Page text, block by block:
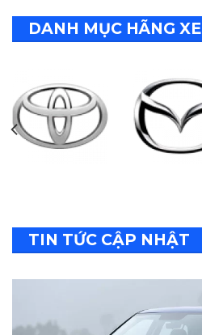
DANH MỤC HÃNG XE
TIN TỨC CẬP NHẬT